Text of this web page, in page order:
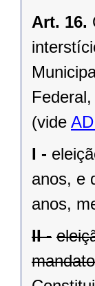
Art. 16.
(vide
I -
anos, e
anos,
II -